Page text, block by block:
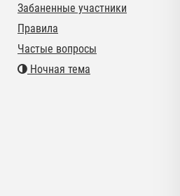
Забаненные участники
Правила
Частые вопросы
Ночная тема